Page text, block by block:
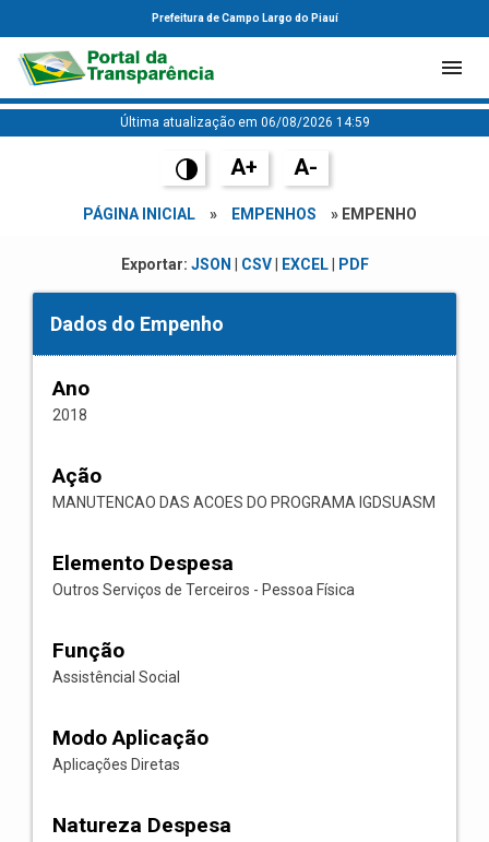
Prefeitura de Campo Largo do Piauí
Última atualização em 06/08/2026 14:59
A+ A-
PÁGINA INICIAL » EMPENHOS » EMPENHO
Exportar: JSON CSV| EXCEL| PDF
Dados do Empenho
Ano
2018
Ação
MANUTENCAO DAS ACOES DO PROGRAMA IGDSUASM
Elemento Despesa
Outros Serviços de Terceiros - Pessoa Física
Função
Assistêncial Social
Modo Aplicação
Aplicações Diretas
Natureza Despesa